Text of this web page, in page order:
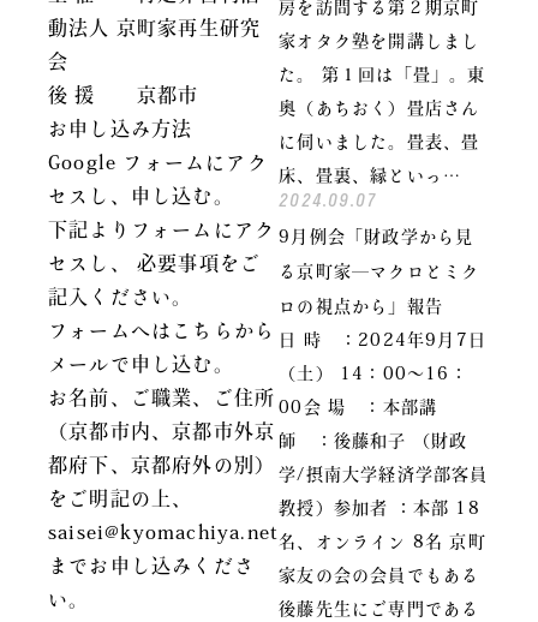
動法人 京町家再生研究
会
後 援 京都市
お申し込み方法
Google フォームにアク
セスし、申し込む。
下記よりフォームにアク
セスし、 必要事項をご
記入ください。
フォームへは こちら から
メールで申し込む。
お名前、ご職業、ご住所
（京都市内、京都市外京
都府下、京都府外の別）
をご明記の上、
saisei@kyomachiya.net
までお申し込みくださ
い。
房を訪問する第２期京町
家オタク塾を開講しまし
た。 第１回は「畳」。東
奥（あちおく）畳店さん
に伺いました。畳表、畳
床、畳裏、縁といっ…
2024.09.07
9月例会「財政学から見
る京町家―マクロとミク
ロの視点から」報告
日 時 ：2024年9月7日
（土） 14：00～16：
00会 場 ：本部講
師 ：後藤和子 （財政
学/摂南大学経済学部客員
教授）参加者 ：本部 18
名、オンライン 8名 京町
家友の会の会員でもある
後藤先生にご専門である